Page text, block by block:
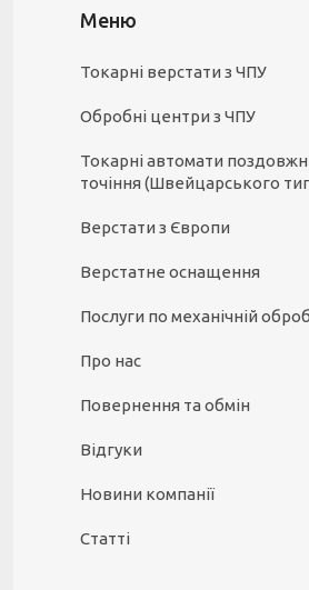
Токарні верстати з ЧПУ
Обробні центри з ЧПУ
Токарні автомати
точіння (Швейцарського
Верстати з Європи
Верстатне оснащення
Послуги по механічній
Про нас
Повернення та обмін
Відгуки
Новини компанії
Статті